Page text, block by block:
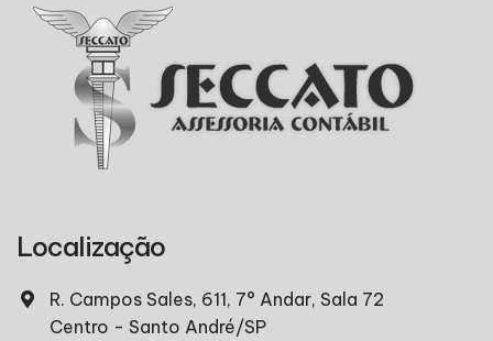
Localização
R. Campos Sales, 611, 7° Andar, Sala 72
Centro - Santo André/SP